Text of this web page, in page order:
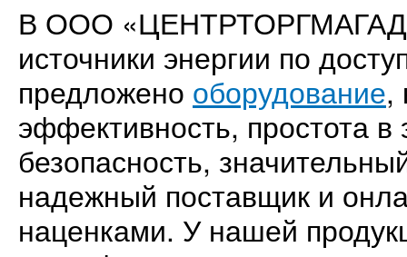
В ООО
источники энергии по
предложено оборудование,
эффективность, простота
безопасность,
надежный поставщик и
наценками. У нашей